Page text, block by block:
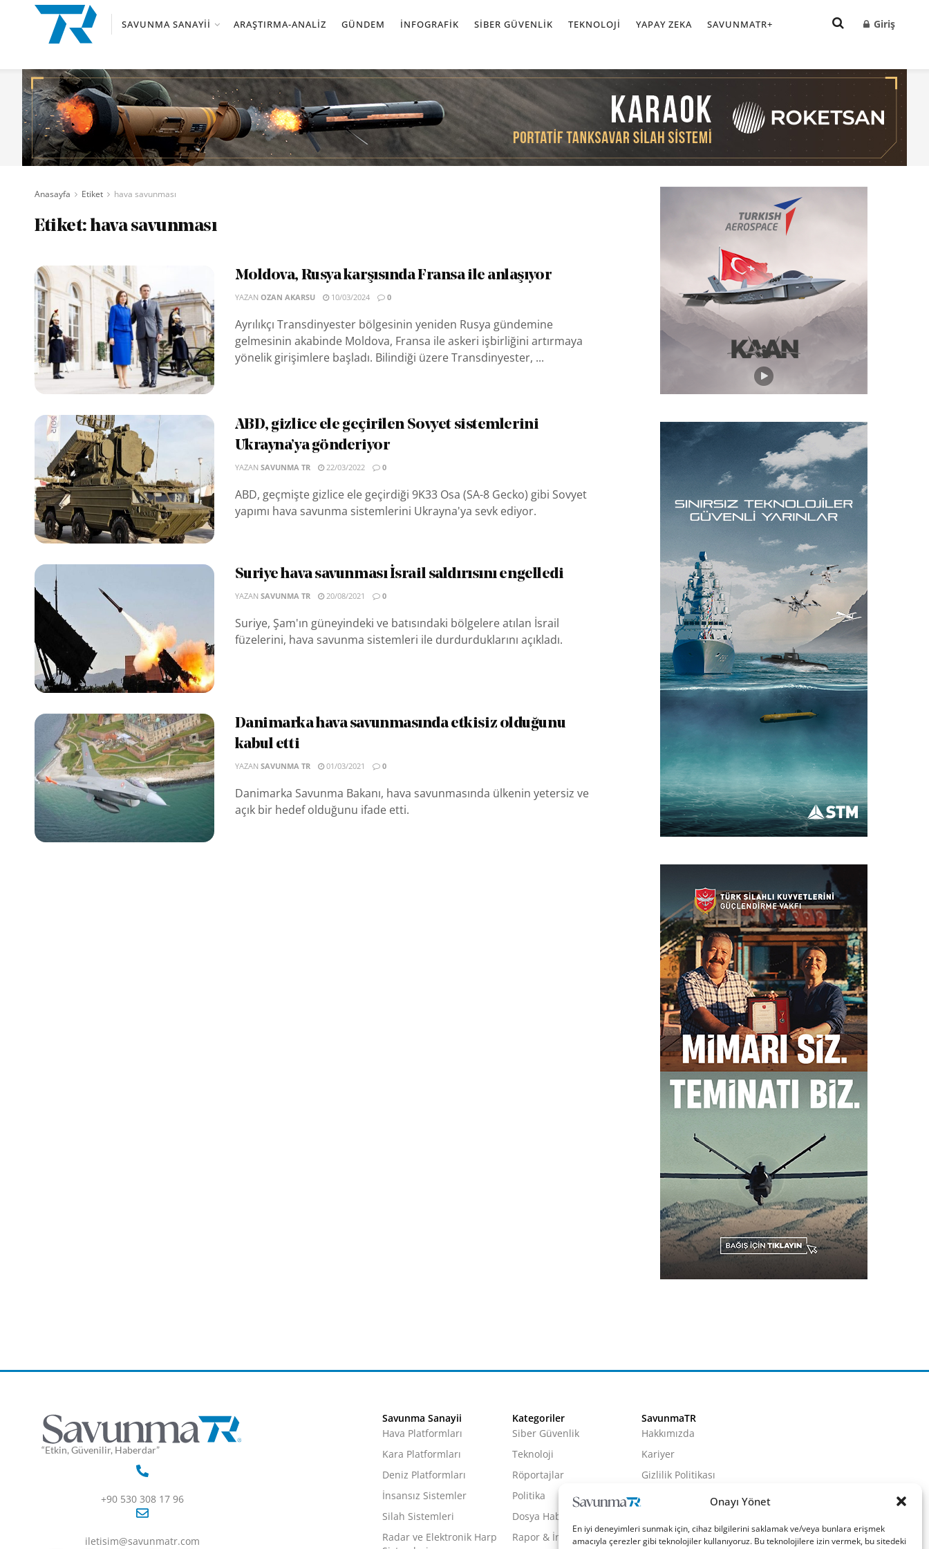
Onayı Yönet
En iyi deneyimleri sunmak için, cihaz bilgilerini saklamak ve/veya bunlara erişmek
amacıyla çerezler gibi teknolojiler kullanıyoruz. Bu teknolojilere izin vermek, bu sitedeki
SAVUNMA SANAYII ARAŞTIRMA-ANALIZ GÜNDEM İNFOGRAFIK SIBER GÜVENLIK TEKNOLOJI YAPAY ZEKA SAVUNMATR+ Giriş
Anasayfa Etiket hava savunması
Etiket:hava savunması
Moldova, Rusya karşısında Fransa ile anlaşıyor
YAZAN OZAN AKARSU 10/03/2024 0
Ayrılıkçı Transdinyester bölgesinin yeniden Rusya gündemine
gelmesinin akabinde Moldova, Fransa ile askeri işbirliğini artırmaya
yönelik girişimlere başladı. Bilindiği üzere Transdinyester, ...
ABD, gizlice ele geçirilen Sovyet sistemlerini
Ukrayna’ya gönderiyor
YAZAN SAVUNMA TR 22/03/2022 0
ABD, geçmişte gizlice ele geçirdiği 9K33 Osa (SA-8 Gecko) gibi Sovyet
yapımı hava savunma sistemlerini Ukrayna'ya sevk ediyor.
Suriye hava savunması İsrail saldırısını engelledi
YAZAN SAVUNMA TR 20/08/2021 0
Suriye, Şam'ın güneyindeki ve batısındaki bölgelere atılan İsrail
füzelerini, hava savunma sistemleri ile durdurduklarını açıkladı.
Danimarka hava savunmasında etkisiz olduğunu
kabul etti
YAZAN SAVUNMA TR 01/03/2021 0
Danimarka Savunma Bakanı, hava savunmasında ülkenin yetersiz ve
açık bir hedef olduğunu ifade etti.
“Etkin, Güvenilir, Haberdar”
+90 530 308 17 96
iletisim@savunmatr.com
Savunma Sanayii
Hava Platformları
Kara Platformları
Deniz Platformları
İnsansız Sistemler
Silah Sistemleri
Radar ve Elektronik Harp
Kategoriler
Siber Güvenlik
Teknoloji
Röportajlar
Politika
Dosya Haber
Rapor & İnfografik
SavunmaTR
Hakkımızda
Kariyer
Gizlilik Politikası